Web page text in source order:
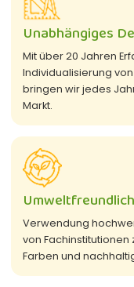
Unabhängiges
Mit über 20 Jahren
Individualisierung
bringen wir jedes
Markt.
Verwendung
von
Farben und